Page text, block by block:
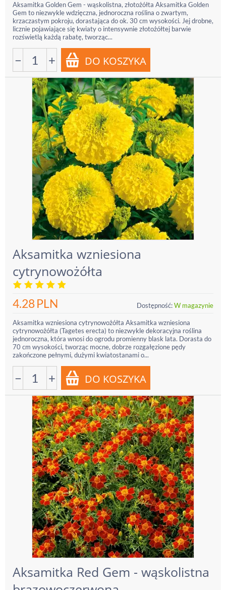
Aksamitka Golden Gem - wąskolistna, złotożółta Aksamitka Golden
Gem to niezwykle wdzięczna, jednoroczna roślina o zwartym,
krzaczastym pokroju, dorastająca do ok. 30 cm wysokości. Jej drobne,
licznie pojawiające się kwiaty o intensywnie złotożółtej barwie
rozświetlą każdą rabatę, tworząc...
− +
Aksamitka wzniesiona
cytrynowożółta
4.28PLN Dostępność:W magazynie
Aksamitka wzniesiona cytrynowożółta Aksamitka wzniesiona
cytrynowożółta (Tagetes erecta) to niezwykle dekoracyjna roślina
jednoroczna, która wnosi do ogrodu promienny blask lata. Dorasta do
70 cm wysokości, tworząc mocne, dobrze rozgałęzione pędy
zakończone pełnymi, dużymi kwiatostanami o...
− +
Aksamitka Red Gem - wąskolistna